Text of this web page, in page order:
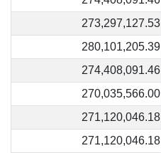
273,297,127.53
280,101,205.39
274,408,091.46
270,035,566.00
271,120,046.18
271,120,046.18